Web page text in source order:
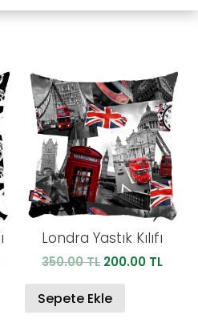
200.00 TL.
Londra Yastık Kılıfı
350.00TL Orijinal
350.00 TL.
200.00 TLŞu
Sepete Ekle